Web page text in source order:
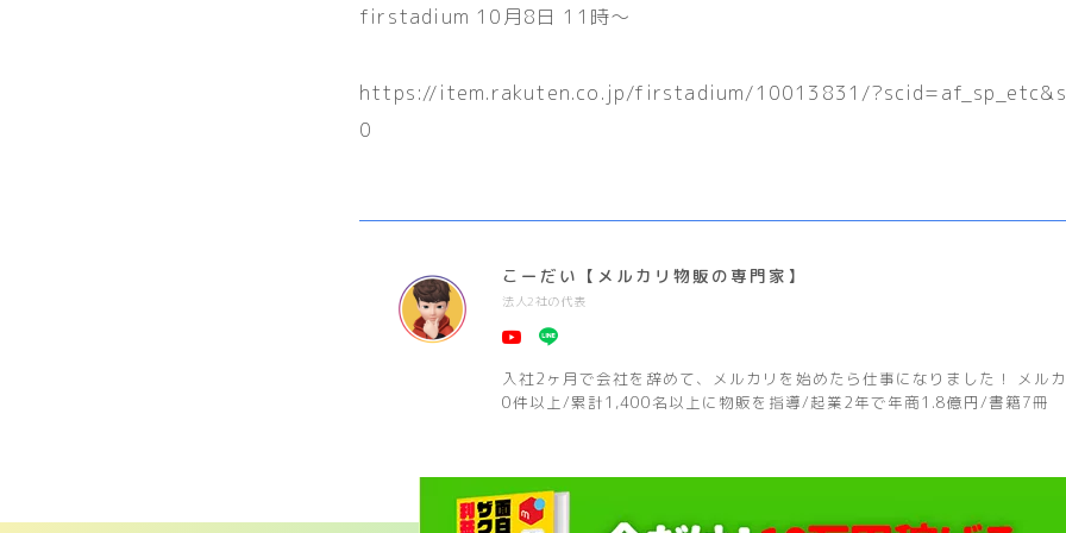
firstadium 10月8日 11時〜
https://item.rakuten.co.jp/firstadium/10013831/
0
こーだい【メルカリ物販の専門家】
法人2社の代表
入社2ヶ月で会社を辞めて、メルカリを始めたら仕事になりました！ メル
0件以上/累計1,400名以上に物販を指導/起業2年で年商1.8億円/書籍7冊